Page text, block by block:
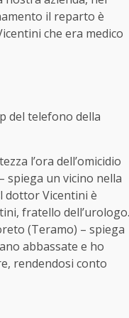
il reparto è
che era medico
del telefono della
l’ora dell’omicidio
spiega un vicino nella
dottor Vicentini è
fratello dell’urologo.
(Teramo) – spiega
abbassate e ho
rendendosi conto